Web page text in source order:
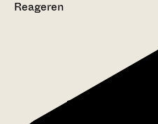
Reageren